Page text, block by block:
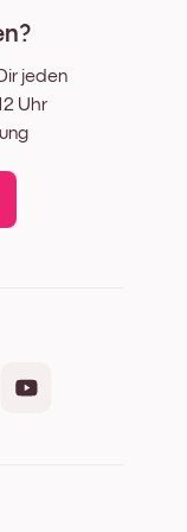
jeden
Uhr